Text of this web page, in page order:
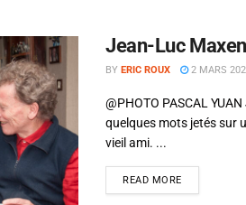
Jean-Luc
BY ERIC ROUX 2 MARS
@PHOTO PASCAL
quelques mots jetés sur
vieil ami. ...
READ MORE